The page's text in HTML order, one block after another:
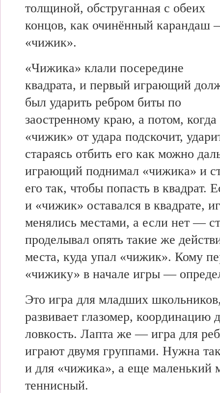
толщиной, обструганная с обеих
концов, как очинённый карандаш
«чижик».
«Чижика» клали посередине
квадрата, и первый играющий
был ударить ребром биты по
заостренному краю, а потом, когда
«чижик» от удара подскочит,
стараясь отбить его как можно
играющий поднимал «чижика» и
его так, чтобы попасть в квадрат.
и «чижик» оставался в квадрате,
менялись местами, а если нет —
проделывал опять такие же
места, куда упал «чижик». Кому
«чижику» в начале игры —
Это игра для младших
развивает глазомер, координацию
ловкость. Лапта же — игра для
играют двумя группами. Нужна
и для «чижика», а еще маленький
теннисный.